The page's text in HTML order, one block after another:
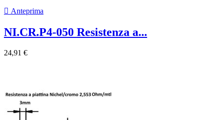
 Anteprima
NI.CR.P4-050 Resistenza a...
24,91 €